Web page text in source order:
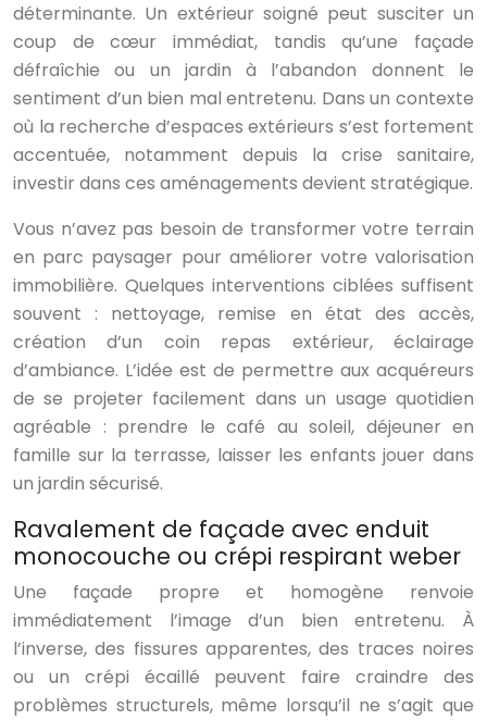
déterminante. Un extérieur soigné peut susciter un
coup de cœur immédiat, tandis qu’une façade
défraîchie ou un jardin à l’abandon donnent le
sentiment d’un bien mal entretenu. Dans un contexte
où la recherche d’espaces extérieurs s’est fortement
accentuée, notamment depuis la crise sanitaire,
investir dans ces aménagements devient stratégique.
Vous n’avez pas besoin de transformer votre terrain
en parc paysager pour améliorer votre valorisation
immobilière. Quelques interventions ciblées suffisent
souvent : nettoyage, remise en état des accès,
création d’un coin repas extérieur, éclairage
d’ambiance. L’idée est de permettre aux acquéreurs
de se projeter facilement dans un usage quotidien
agréable : prendre le café au soleil, déjeuner en
famille sur la terrasse, laisser les enfants jouer dans
un jardin sécurisé.
Ravalement de façade avec enduit
monocouche ou crépi respirant weber
Une façade propre et homogène renvoie
immédiatement l’image d’un bien entretenu. À
l’inverse, des fissures apparentes, des traces noires
ou un crépi écaillé peuvent faire craindre des
problèmes structurels, même lorsqu’il ne s’agit que